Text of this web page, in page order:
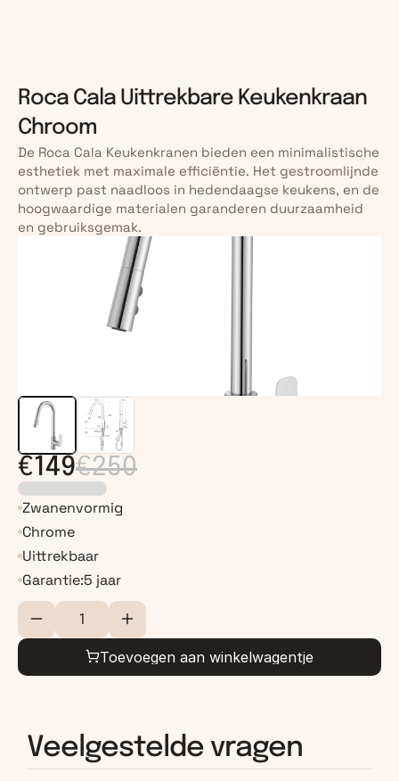
Roca Cala Uittrekbare Keukenkraan
Chroom
De Roca Cala Keukenkranen bieden een minimalistische
esthetiek met maximale efficiëntie. Het gestroomlijnde
ontwerp past naadloos in hedendaagse keukens, en de
hoogwaardige materialen garanderen duurzaamheid
en gebruiksgemak.
€149€250
Zwanenvormig
Chrome
Uittrekbaar
Garantie:5 jaar
Toevoegen aan winkelwagentje
Veelgestelde vragen